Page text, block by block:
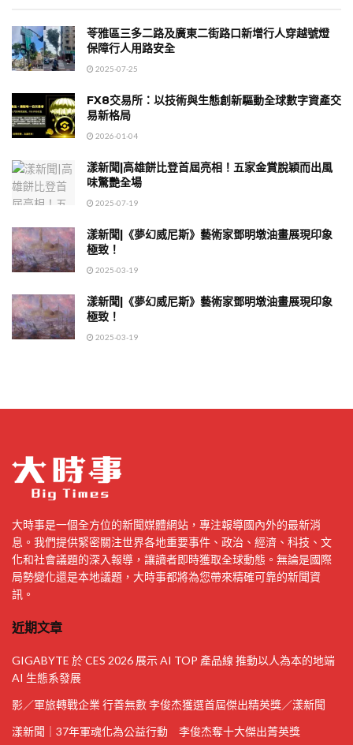
苓雅區三多二路及廣東二街路口新增行人穿越號燈
保障行人用路安全
2025-07-25
FX8交易所：以技術與生態創新驅動全球數字資產交
易新格局
2026-01-04
漾新聞|高雄餅比登首屆亮相！五家金賞脫穎而出風
味驚艷全場
2025-07-19
漾新聞|《夢幻威尼斯》藝術家鄧明墩油畫展現印象
極致！
2025-03-19
漾新聞|《夢幻威尼斯》藝術家鄧明墩油畫展現印象
極致！
2025-03-19
大時事是一個全方位的新聞媒體網站，專注報導國內外的最新消
息。我們提供緊密關注世界各地重要事件、政治、經濟、科技、文
化和社會議題的深入報導，讓讀者即時獲取全球動態。無論是國際
局勢變化還是本地議題，大時事都將為您帶來精確可靠的新聞資
訊。
近期文章
GIGABYTE 於 CES 2026 展示 AI TOP 產品線 推動以人為本的地端
AI 生態系發展
影／軍旅轉戰企業 行善無數 李俊杰獲選首屆傑出精英獎／漾新聞
漾新聞｜37年軍魂化為公益行動 李俊杰奪十大傑出菁英獎